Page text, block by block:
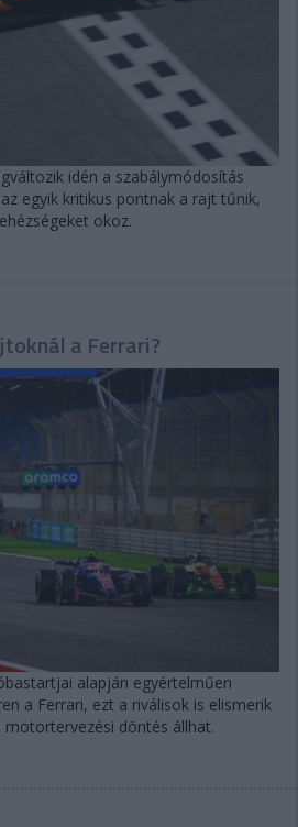
idén a szabálymódosítás
egyik kritikus pontnak a rajt tűnik,
okoz.
a Ferrari?
alapján egyértelműen
a Ferrari, ezt a riválisok is elismerik
döntés állhat.